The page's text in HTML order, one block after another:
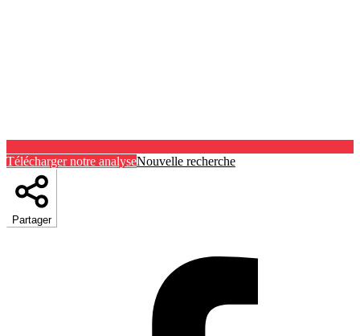
Télécharger notre analyseNouvelle recherche
Partager